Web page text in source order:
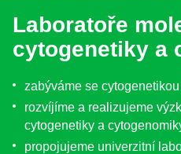
Laboratoře
cytogenetiky a
zabýváme se
rozvíjíme a realizujeme
cytogenetiky a
propojujeme univerzitní